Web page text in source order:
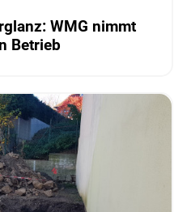
WMG nimmt
Betrieb